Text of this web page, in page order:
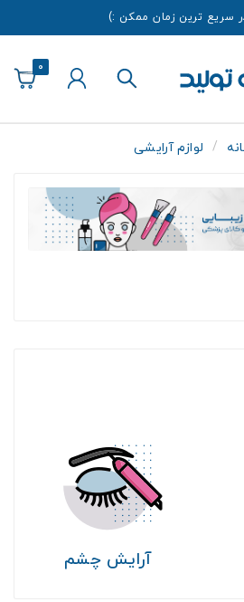
سریع ترین زمان ممکن :)
0
لوازم آرایشی
آرایش چشم